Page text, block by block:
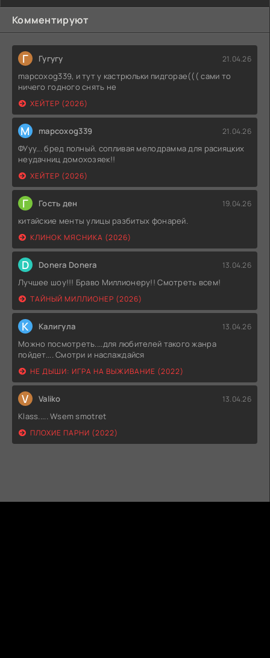
Комментируют
Г Гугугу 21.04.26
mapcoxog339, и тут у кастрюльки пидгорае((( сами то
ничего годного снять не
ХЕЙТЕР (2026)
M mapcoxog339 21.04.26
ФУуу... бред полный. сопливая мелодрамма для расияцких
неудачниц домохозяек!!
ХЕЙТЕР (2026)
Г Гость ден 19.04.26
китайские менты улицы разбитых фонарей.
КЛИНОК МЯСНИКА (2026)
D Donera Donera 13.04.26
Лучшее шоу!!! Браво Миллионеру!! Смотреть всем!
ТАЙНЫЙ МИЛЛИОНЕР (2026)
К Калигула 13.04.26
Можно посмотреть....для любителей такого жанра
пойдет.... Смотри и наслаждайся
НЕ ДЫШИ: ИГРА НА ВЫЖИВАНИЕ (2022)
V Valiko 13.04.26
Klass..... Wsem smotret
ПЛОХИЕ ПАРНИ (2022)